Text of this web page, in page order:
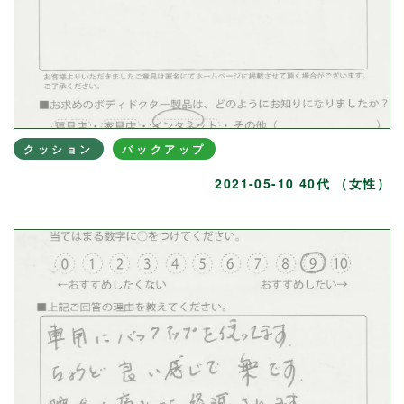
クッション バックアップ
2021-05-10 40代 （女性）